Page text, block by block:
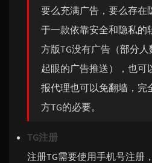
要么充满广告，要么存在
于一款依靠安全和隐私的
方版TG没有广告（部分
起眼的广告推送），也可
报代理也可以免翻墙，完
方TG的必要。
TG注册
注册TG需要使用手机号注册